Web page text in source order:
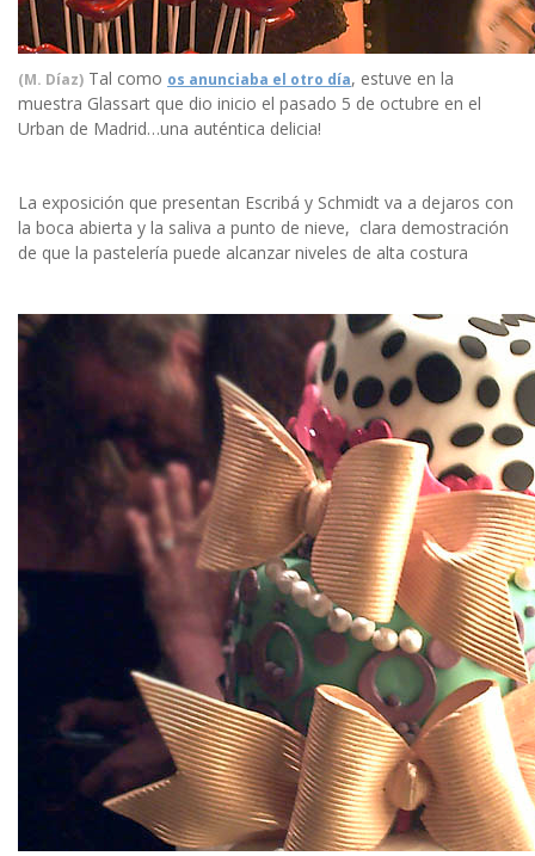
(M. Díaz) Tal como os anunciaba el otro día, estuve en la
muestra Glassart que dio inicio el pasado 5 de octubre en el
Urban de Madrid…una auténtica delicia!
La exposición que presentan Escribá y Schmidt va a dejaros con
la boca abierta y la saliva a punto de nieve, clara demostración
de que la pastelería puede alcanzar niveles de alta costura